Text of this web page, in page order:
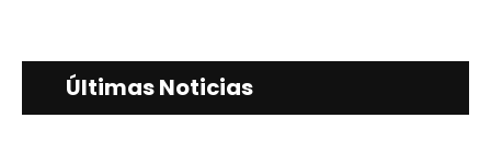
Últimas Noticias